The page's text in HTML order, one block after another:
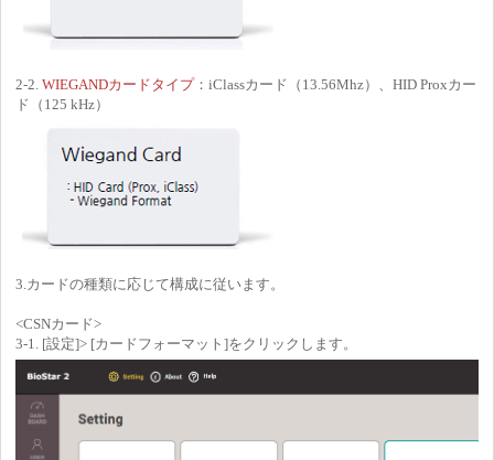
2-2. WIEGANDカードタイプ：iClassカード（13.56Mhz）、HID Proxカー
ド（125 kHz）
3.カードの種類に応じて構成に従います。
<CSNカード>
3-1. [設定]> [カードフォーマット]をクリックします。